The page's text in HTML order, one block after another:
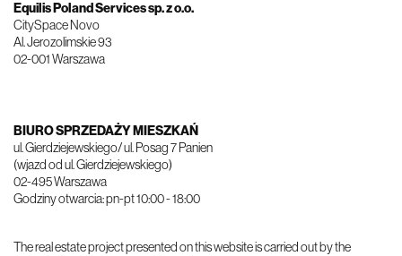
Equilis Poland Services sp. z o.o.
​​​​​​​CitySpace Novo
Al. Jerozolimskie 93
02-001 Warszawa
BIURO SPRZEDAŻY MIESZKAŃ
ul. Gierdziejewskiego/ ul. Posag 7 Panien
(wjazd od ul. Gierdziejewskiego)
02-495 Warszawa
Godziny otwarcia: pn-pt 10:00 - 18:00
The real estate project presented on this website is carried out by the